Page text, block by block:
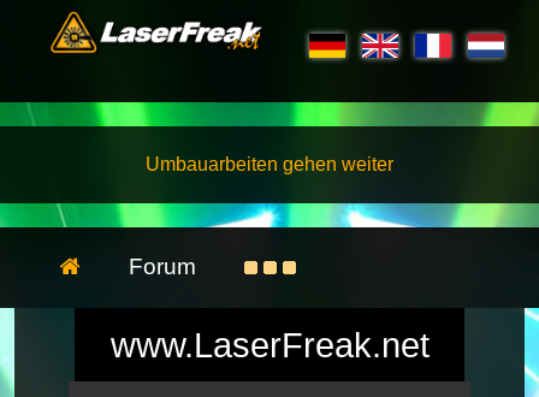
Umbauarbeiten gehen weiter
Forum
www.LaserFreak.net